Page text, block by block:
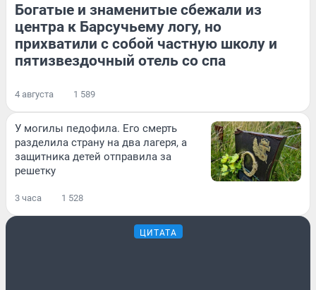
Богатые и знаменитые сбежали из
центра к Барсучьему логу, но
прихватили с собой частную школу и
пятизвездочный отель со спа
4 августа 1 589
У могилы педофила. Его смерть
разделила страну на два лагеря, а
защитника детей отправила за
решетку
3 часа 1 528
ЦИТАТА